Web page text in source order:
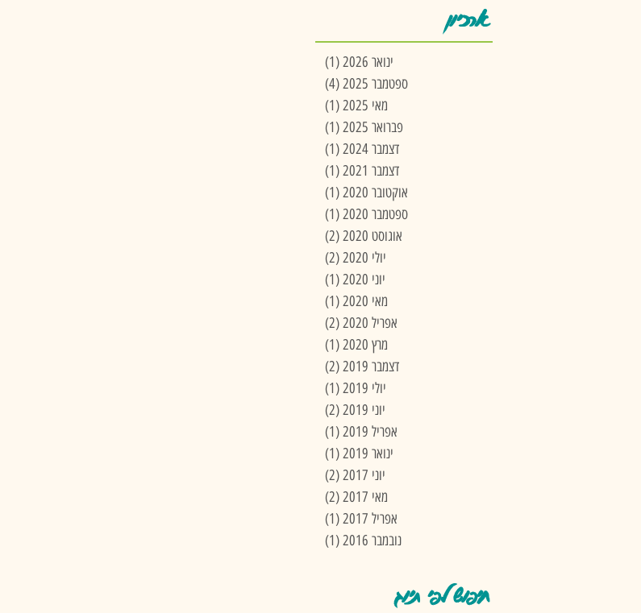
ארכיון
ינואר 2026 (1)
ספטמבר 2025
(4)
מאי 2025
(1)
פברואר 2025
(1)
דצמבר 2024
(1)
דצמבר 2021
(1)
אוקטובר 2020
(1)
ספטמבר 2020
(1)
אוגוסט 2020
(2)
יולי 2020
(2)
יוני 2020
(1)
מאי 2020
(1)
אפריל 2020
(2)
מרץ 2020
(1)
דצמבר 2019
(2)
יולי 2019
(1)
יוני 2019
(2)
אפריל 2019
(1)
ינואר 2019
(1)
יוני 2017
(2)
מאי 2017
(2)
אפריל 2017
(1)
נובמבר 2016
(1)
חיפוש לפי תיוג